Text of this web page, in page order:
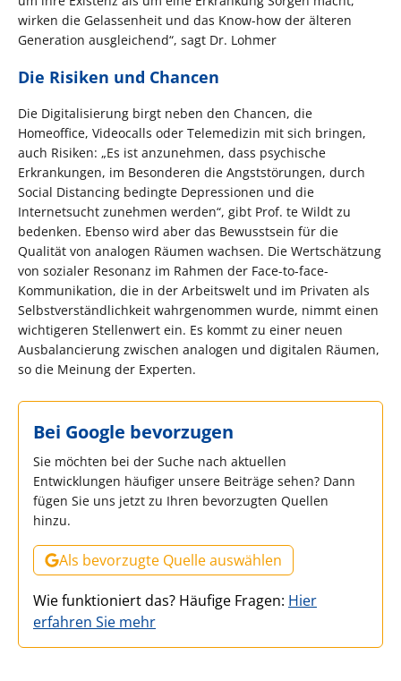
wirken die Gelassenheit und das Know-how der älteren
Generation ausgleichend“, sagt Dr. Lohmer
Die Risiken und Chancen
Die Digitalisierung birgt neben den Chancen, die
Homeoffice, Videocalls oder Telemedizin mit sich bringen,
auch Risiken: „Es ist anzunehmen, dass psychische
Erkrankungen, im Besonderen die Angststörungen, durch
Social Distancing bedingte Depressionen und die
Internetsucht zunehmen werden“, gibt Prof. te Wildt zu
bedenken. Ebenso wird aber das Bewusstsein für die
Qualität von analogen Räumen wachsen. Die Wertschätzung
von sozialer Resonanz im Rahmen der Face-to-face-
Kommunikation, die in der Arbeitswelt und im Privaten als
Selbstverständlichkeit wahrgenommen wurde, nimmt einen
wichtigeren Stellenwert ein. Es kommt zu einer neuen
Ausbalancierung zwischen analogen und digitalen Räumen,
so die Meinung der Experten.
Bei Google bevorzugen
Sie möchten bei der Suche nach aktuellen
Entwicklungen häufiger unsere Beiträge sehen? Dann
fügen Sie uns jetzt zu Ihren bevorzugten Quellen
hinzu.
Als bevorzugte Quelle auswählen
Wie funktioniert das? Häufige Fragen: Hier
erfahren Sie mehr